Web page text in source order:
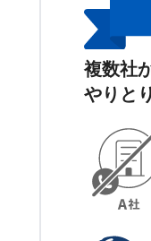
複数社
やりと